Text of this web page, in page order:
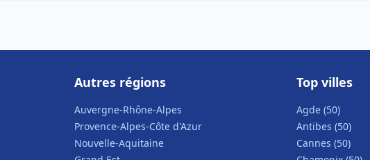
Autres régions
Auvergne-Rhône-Alpes
Provence-Alpes-Côte d'Azur
Nouvelle-Aquitaine
Top villes
Agde (50)
Antibes (50)
Cannes (50)